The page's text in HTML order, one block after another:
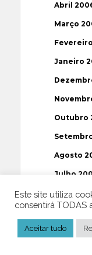
Abril
Março
Janeiro
Outubro
Agosto
Julho
Junho
Abril
Este site utiliza
consentirá TODAS
Aceitar tudo